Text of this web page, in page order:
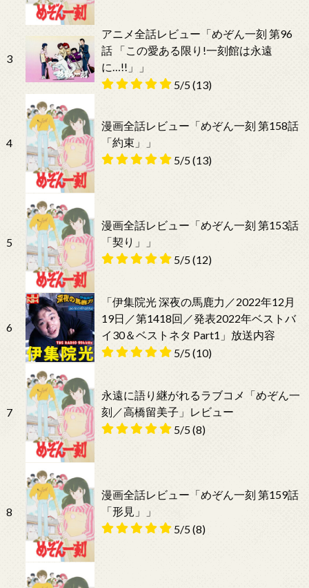
3
アニメ全話レビュー「めぞん一刻 第96
話 「この愛ある限り!一刻館は永遠
に…!!」」
5/5(13)
4
漫画全話レビュー「めぞん一刻 第158話
「約束」」
5/5(13)
5
漫画全話レビュー「めぞん一刻 第153話
「契り」」
5/5(12)
6
「伊集院光 深夜の馬鹿力／2022年12月
19日／第1418回／発表2022年ベストバ
イ30＆ベストネタ Part1」放送内容
5/5(10)
7
永遠に語り継がれるラブコメ「めぞん一
刻／高橋留美子」レビュー
5/5(8)
8
漫画全話レビュー「めぞん一刻 第159話
「形見」」
5/5(8)